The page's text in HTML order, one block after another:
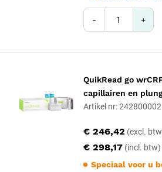
- +
QuikRead go
capillairen en
Artikel nr: 242800002
€ 298,17
€ 246,42
Speciaal voor u